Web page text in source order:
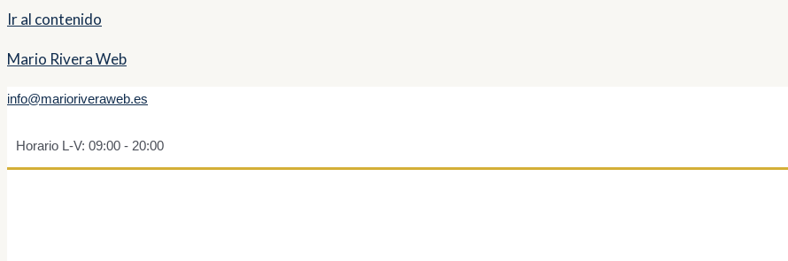
Ir al contenido
Mario Rivera Web
info@marioriveraweb.es
Horario L-V: 09:00 - 20:00